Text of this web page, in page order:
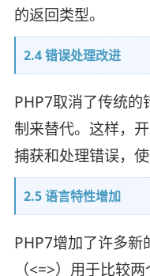
的返回类型。
2.4 错误处理改进
PHP7取消了传统
制来替代。这样，
捕获和处理错误，
2.5 语言特性增加
PHP7增加了许多新
（<=>）用于比较